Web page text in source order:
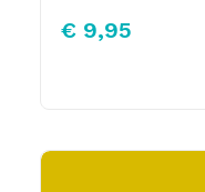
€ 9,95